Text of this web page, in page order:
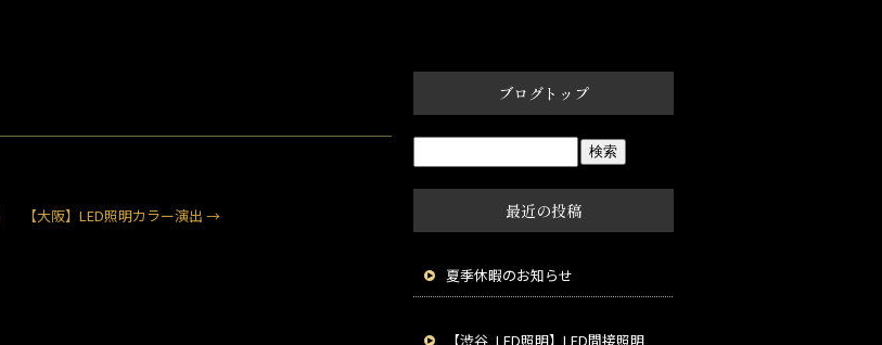
【大阪】LED照明カラー演出 →
ブログトップ
最近の投稿
夏季休暇のお知らせ
【渋谷_LED照明】LED間接照明